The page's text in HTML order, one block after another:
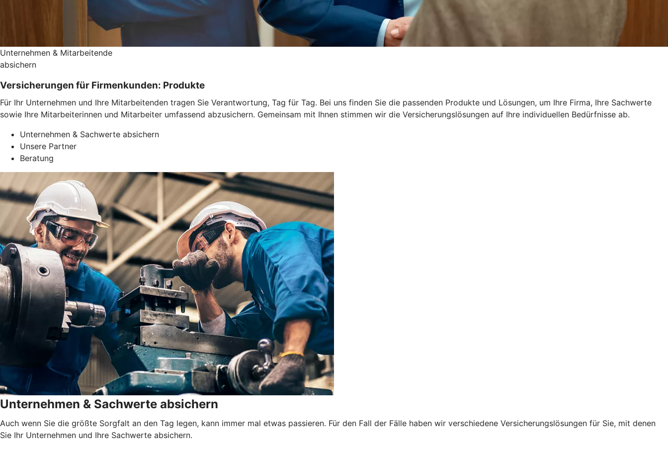
Unternehmen & Mitarbeitende
absichern
Versicherungen für Firmenkunden: Produkte
Für Ihr Unternehmen und Ihre Mitarbeitenden tragen Sie Verantwortung, Tag für Tag. Bei uns finden Sie die passenden Produkte und Lösungen, um Ihre Firma, Ihre Sachwerte
sowie Ihre Mitarbeiterinnen und Mitarbeiter umfassend abzusichern. Gemeinsam mit Ihnen stimmen wir die Versicherungslösungen auf Ihre individuellen Bedürfnisse ab.
Unternehmen & Sachwerte absichern
Unsere Partner
Beratung
Unternehmen & Sachwerte absichern
Auch wenn Sie die größte Sorgfalt an den Tag legen, kann immer mal etwas passieren. Für den Fall der Fälle haben wir verschiedene Versicherungslösungen für Sie, mit denen
Sie Ihr Unternehmen und Ihre Sachwerte absichern.